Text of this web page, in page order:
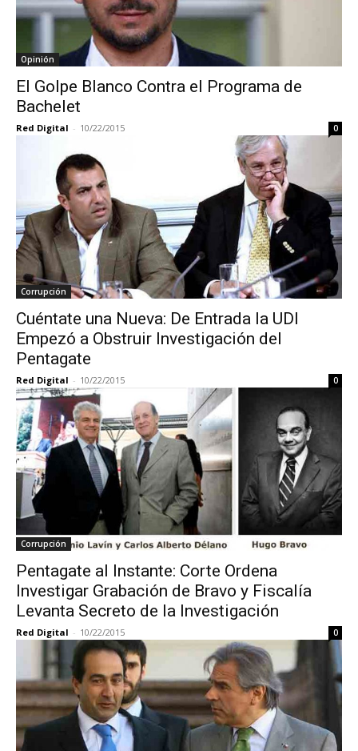
Opinión
El Golpe Blanco Contra el Programa de
Bachelet
Red Digital - 10/22/2015 0
Corrupción
Cuéntate una Nueva: De Entrada la UDI
Empezó a Obstruir Investigación del
Pentagate
Red Digital - 10/22/2015 0
Corrupción
Pentagate al Instante: Corte Ordena
Investigar Grabación de Bravo y Fiscalía
Levanta Secreto de la Investigación
Red Digital - 10/22/2015 0